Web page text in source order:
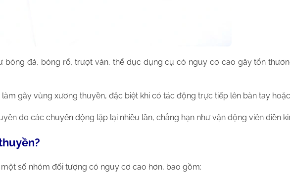
bóng đá, bóng rổ, trượt ván, thể dục dụng cụ có nguy cơ cao gây tổn
gãy vùng xương thuyền, đặc biệt khi có tác động trực tiếp lên bàn tay
do các chuyển động lặp lại nhiều lần, chẳng hạn như vận động viên điền
số nhóm đối tượng có nguy cơ cao hơn, bao gồm: